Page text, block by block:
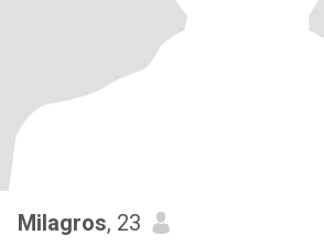
Milagros, 23